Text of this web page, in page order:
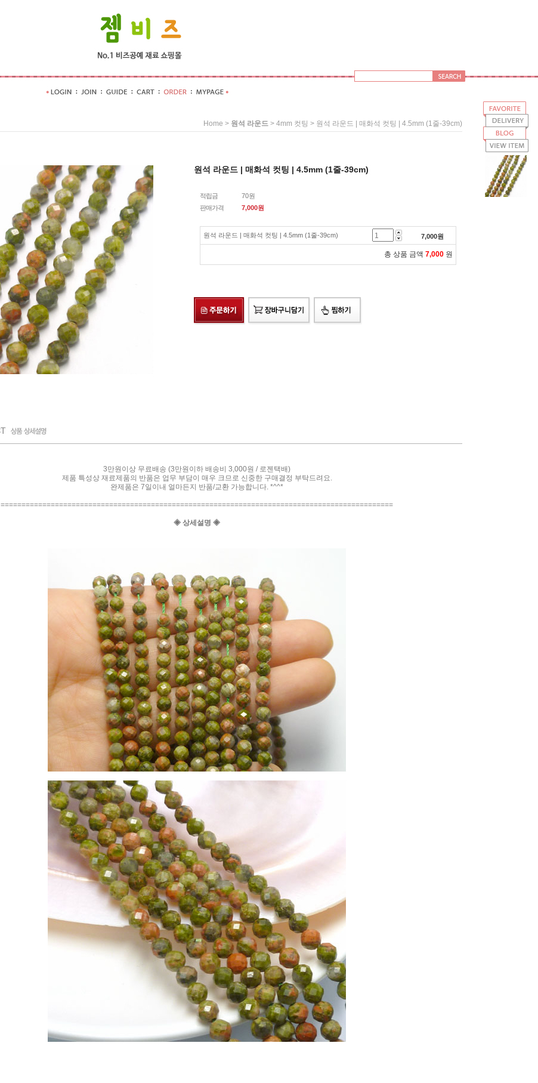
Home > 원석 라운드 > 4mm 컷팅 > 원석 라운드 | 매화석 컷팅 | 4.5mm (1줄-39cm)
원석 라운드 | 매화석 컷팅 | 4.5mm (1줄-39cm)
적립금
70원
판매가격
7,000원
원석 라운드 | 매화석 컷팅 | 4.5mm (1줄-39cm) 7,000원
총 상품 금액 7,000 원
3만원이상 무료배송 (3만원이하 배송비 3,000원 / 로젠택배)
제품 특성상 재료제품의 반품은 업무 부담이 매우 크므로 신중한 구매결정 부탁드려요.
완제품은 7일이내 얼마든지 반품/교환 가능합니다. *^^*
==============================================================================================
◈ 상세설명 ◈